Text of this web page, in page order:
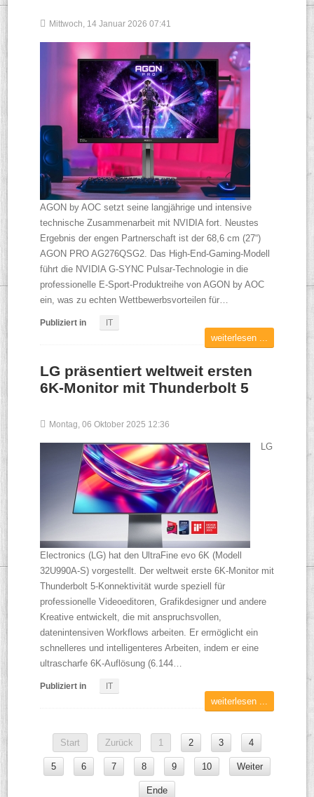
Mittwoch, 14 Januar 2026 07:41
AGON by AOC setzt seine langjährige und intensive
technische Zusammenarbeit mit NVIDIA fort. Neustes
Ergebnis der engen Partnerschaft ist der 68,6 cm (27“)
AGON PRO AG276QSG2. Das High-End-Gaming-Modell
führt die NVIDIA G-SYNC Pulsar-Technologie in die
professionelle E-Sport-Produktreihe von AGON by AOC
ein, was zu echten Wettbewerbsvorteilen für…
Publiziert in IT
weiterlesen ...
LG präsentiert weltweit ersten
6K-Monitor mit Thunderbolt 5
Montag, 06 Oktober 2025 12:36
LG
Electronics (LG) hat den UltraFine evo 6K (Modell
32U990A-S) vorgestellt. Der weltweit erste 6K-Monitor mit
Thunderbolt 5-Konnektivität wurde speziell für
professionelle Videoeditoren, Grafikdesigner und andere
Kreative entwickelt, die mit anspruchsvollen,
datenintensiven Workflows arbeiten. Er ermöglicht ein
schnelleres und intelligenteres Arbeiten, indem er eine
ultrascharfe 6K-Auflösung (6.144…
Publiziert in IT
weiterlesen ...
Start Zurück 1 2 3 4
5 6 7 8 9 10 Weiter
Ende